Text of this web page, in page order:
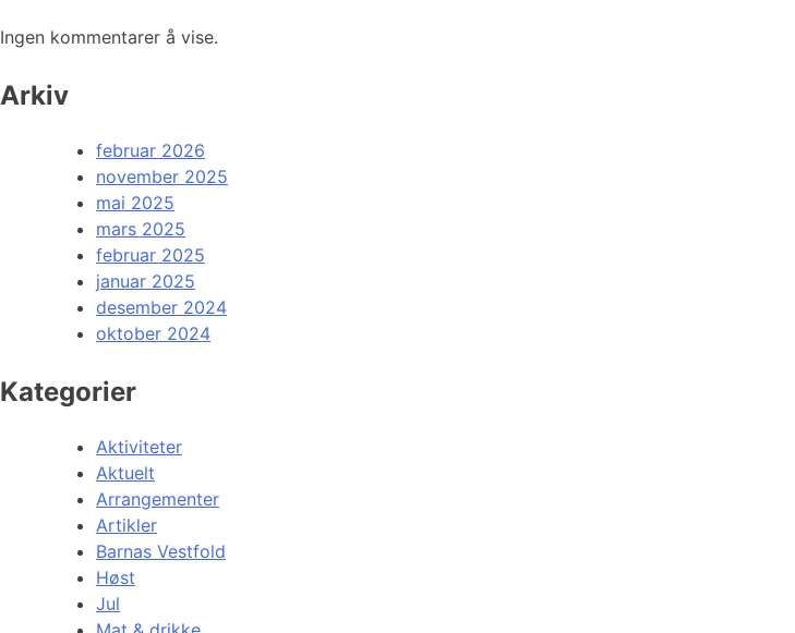
Ingen kommentarer å vise.
Arkiv
februar 2026
november 2025
mai 2025
mars 2025
februar 2025
januar 2025
desember 2024
oktober 2024
Kategorier
Aktiviteter
Aktuelt
Arrangementer
Artikler
Barnas Vestfold
Høst
Jul